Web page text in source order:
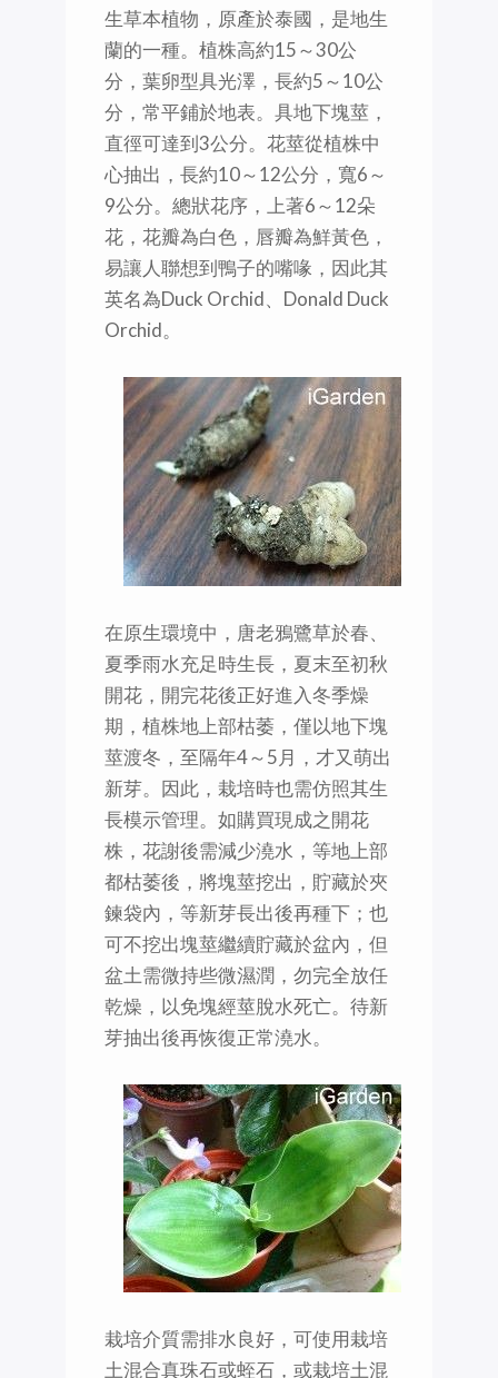
生草本植物，原產於泰國，是地生
蘭的一種。植株高約15～30公
分，葉卵型具光澤，長約5～10公
分，常平鋪於地表。具地下塊莖，
直徑可達到3公分。花莖從植株中
心抽出，長約10～12公分，寬6～
9公分。總狀花序，上著6～12朵
花，花瓣為白色，唇瓣為鮮黃色，
易讓人聯想到鴨子的嘴喙，因此其
英名為Duck Orchid、Donald Duck
Orchid。
在原生環境中，唐老鴉鷺草於春、
夏季雨水充足時生長，夏末至初秋
開花，開完花後正好進入冬季燥
期，植株地上部枯萎，僅以地下塊
莖渡冬，至隔年4～5月，才又萌出
新芽。因此，栽培時也需仿照其生
長模示管理。如購買現成之開花
株，花謝後需減少澆水，等地上部
都枯萎後，將塊莖挖出，貯藏於夾
鍊袋內，等新芽長出後再種下；也
可不挖出塊莖繼續貯藏於盆內，但
盆土需微持些微濕潤，勿完全放任
乾燥，以免塊經莖脫水死亡。待新
芽抽出後再恢復正常澆水。
栽培介質需排水良好，可使用栽培
土混合真珠石或蛭石，或栽培土混